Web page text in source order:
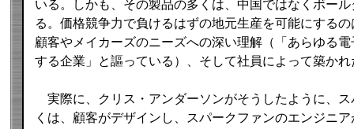
いる。しかも、その製品の多くは、中国ではなくボー
る。価格競争力で負けるはずの地元生産を可能にする
顧客やメイカーズのニーズへの深い理解（「あらゆる
する企業」と謳っている）、そして社員によって築か
実際に、クリス・アンダーソンがそうしたように、
くは、顧客がデザインし、スパークファンのエンジニ